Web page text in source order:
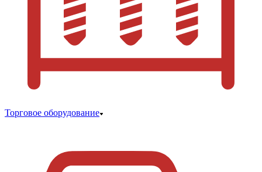
Торговое оборудование